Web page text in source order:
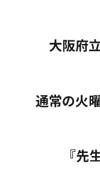
大阪府
通常の火
『先